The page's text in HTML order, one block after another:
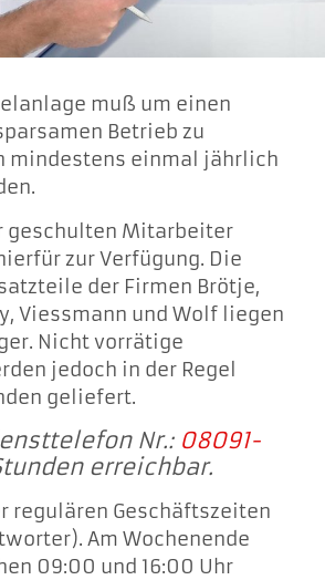
muß um einen
Betrieb zu
mindestens einmal jährlich
geschulten Mitarbeiter
zur Verfügung. Die
der Firmen Brötje,
Viessmann und Wolf liegen
Nicht vorrätige
jedoch in der Regel
geliefert.
Nr.: 08091-
erreichbar.
regulären Geschäftszeiten
Am Wochenende
09:00 und 16:00 Uhr